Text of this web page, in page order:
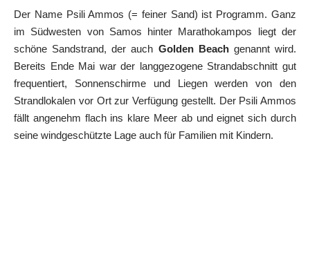
Der Name Psili Ammos (= feiner Sand) ist Programm. Ganz
im Südwesten von Samos hinter Marathokampos liegt der
schöne Sandstrand, der auch Golden Beachgenannt wird.
Bereits Ende Mai war der langgezogene Strandabschnitt gut
frequentiert, Sonnenschirme und Liegen werden von den
Strandlokalen vor Ort zur Verfügung gestellt. Der Psili Ammos
fällt angenehm flach ins klare Meer ab und eignet sich durch
seine windgeschützte Lage auch für Familien mit Kindern.